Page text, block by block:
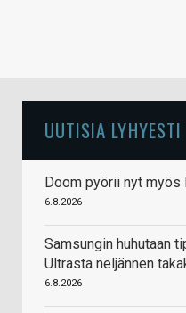
UUTISIA LYHYESTI
Doom pyörii nyt myös
6.8.2026
Samsungin huhutaan
Ultrasta neljännen
6.8.2026